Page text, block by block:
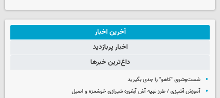
آخرین اخبار
اخبار پربازدید
داغ‌ترین خبرها
شست‌وشوی "کاهو" را جدی بگیرید
آموزش آشپزی / طرز تهیه آش آبغوره شیرازی خوشمزه و اصیل